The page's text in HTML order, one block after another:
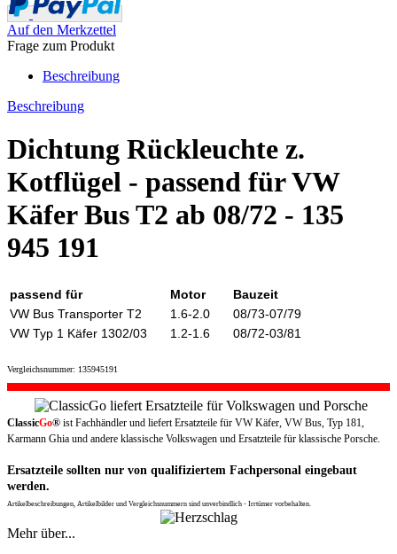
Auf den Merkzettel
Frage zum Produkt
Beschreibung
Beschreibung
Dichtung Rückleuchte z.
Kotflügel - passend für VW
Käfer Bus T2 ab 08/72 - 135
945 191
passend für Motor
Bauzeit
VW Bus Transporter T2
1.6-2.0
08/73-07/79
VW Typ 1 Käfer 1302/03
1.2-1.6 08/72-03/81
Vergleichsnummer: 135945191
ClassicGo® ist Fachhändler und liefert Ersatzteile für VW Käfer, VW Bus, Typ 181,
Karmann Ghia und andere klassische Volkswagen und Ersatzteile für klassische Porsche.
Ersatzteile sollten nur von qualifiziertem Fachpersonal eingebaut
werden.
Artikelbeschreibungen, Artikelbilder und Vergleichsnummern sind unverbindlich - Irrtümer vorbehalten.
Mehr über...